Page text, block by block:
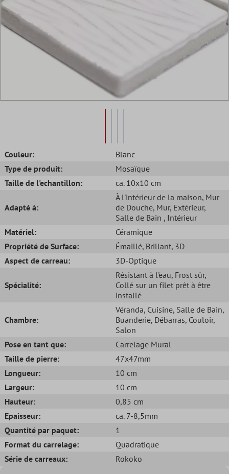
Couleur:
Blanc
Type de produit:
Mosaïque
Taille de l'echantillon:
ca. 10x10 cm
Adapté à:
À l'intérieur de la maison, Mur
de Douche, Mur, Extérieur,
Salle de Bain , Intérieur
Matériel:
Céramique
Propriété de Surface:
Émaillé, Brillant, 3D
Aspect de carreau:
3D-Optique
Spécialité:
Résistant à l'eau, Frost sûr,
Collé sur un filet prêt à être
installé
Chambre:
Véranda, Cuisine, Salle de Bain,
Buanderie, Débarras, Couloir,
Salon
Pose en tant que:
Carrelage Mural
Taille de pierre:
47x47mm
Longueur:
10 cm
Largeur:
10 cm
Hauteur:
0,85 cm
Epaisseur:
ca. 7-8,5mm
Quantité par paquet:
1
Format du carrelage:
Quadratique
Série de carreaux:
Rokoko